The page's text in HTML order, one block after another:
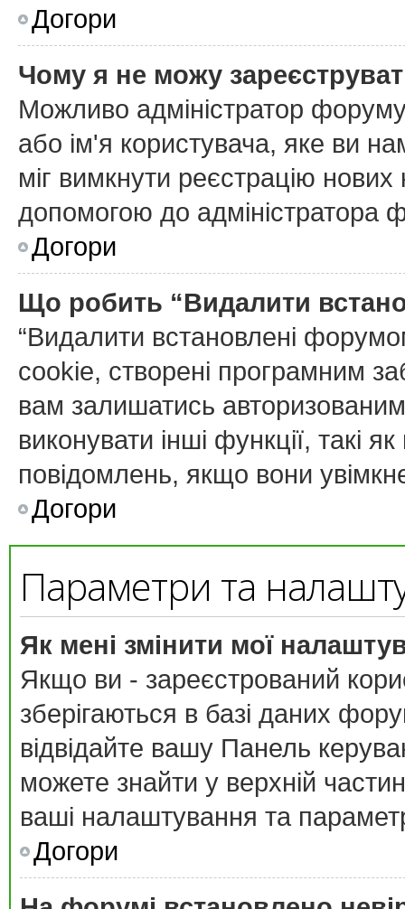
Догори
Чому я не можу
Можливо адміністратор
або ім'я користувача, яке ви
міг вимкнути реєстрацію нових
допомогою до адміністратора
Догори
Що робить “Видалити
“Видалити встановлені
cookie, створені програмним
вам залишатись
виконувати інші функції, такі
повідомлень, якщо вони
Догори
Параметри та
Як мені змінити мої
Якщо ви - зареєстрований
зберігаються в базі даних
відвідайте вашу Панель
можете знайти у верхній
ваші налаштування та
Догори